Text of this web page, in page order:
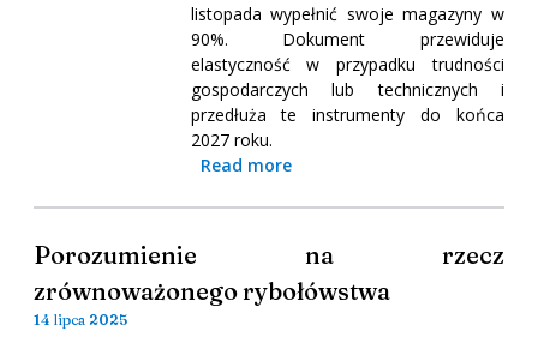
listopada wypełnić swoje magazyny w
90%. Dokument przewiduje
elastyczność w przypadku trudności
gospodarczych lub technicznych i
przedłuża te instrumenty do końca
2027 roku.
Read more
Porozumienie na rzecz
zrównoważonego rybołówstwa
14 lipca 2025